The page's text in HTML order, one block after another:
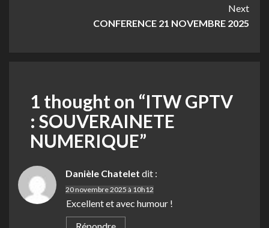
Next
CONFERENCE 21 NOVEMBRE 2025
1 thought on “ITW GPTV
: SOUVERAINETE
NUMERIQUE”
Danièle Chatelet dit :
20 novembre 2025 à 10h12
Excellent et avec humour !